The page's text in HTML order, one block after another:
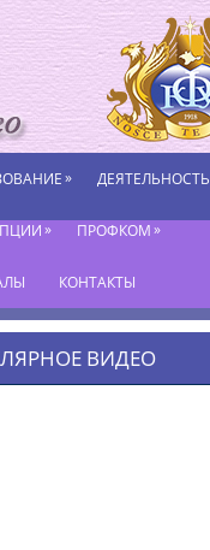
» ДЕЯТЕЛЬНОСТЬ
» ПРОФКОМ»
КОНТАКТЫ
ВИДЕО